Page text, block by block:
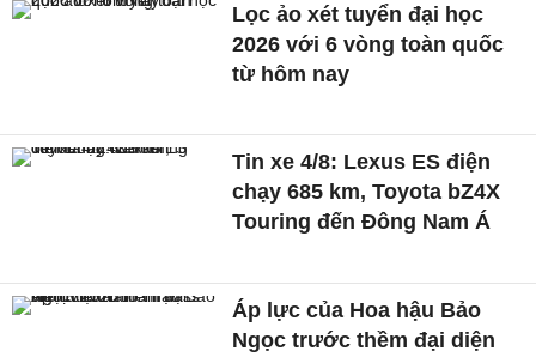
Lọc ảo xét tuyển đại học
2026 với 6 vòng toàn quốc
từ hôm nay
Tin xe 4/8: Lexus ES điện
chạy 685 km, Toyota bZ4X
Touring đến Đông Nam Á
Áp lực của Hoa hậu Bảo
Ngọc trước thềm đại diện